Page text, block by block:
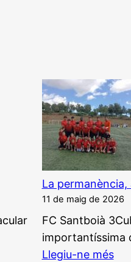
La permanència,
11 de maig de 2026
FC Santboià
importantíssima
Llegiu-ne més: